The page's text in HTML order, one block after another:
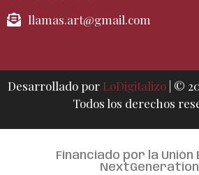
llamas.art@gmail.com
Desarrollado por LoDigitalizo| ©
Todos los derechos
Financiado por la Unión